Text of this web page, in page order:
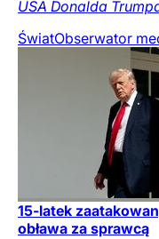
USA Donalda
ŚwiatObserwator
15-latek
obława za sprawcą